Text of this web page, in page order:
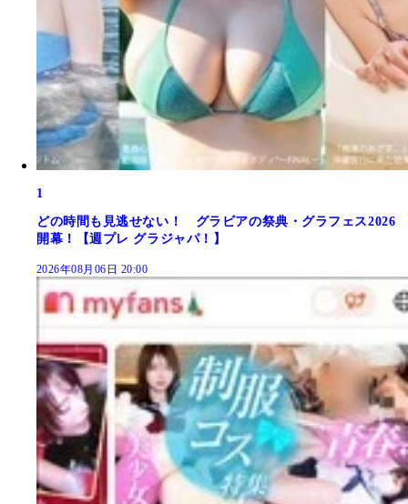
1
どの時間も見逃せない！ グラビアの祭典・グラフェス2026
開幕！【週プレ グラジャパ！】
2026年08月06日 20:00